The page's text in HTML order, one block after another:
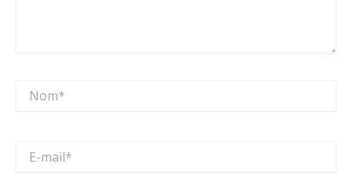
mail*